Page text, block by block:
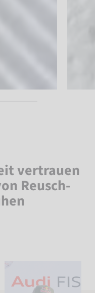
vertrauen
Reusch-